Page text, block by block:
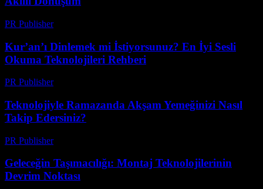
PR Publisher-
Kur’an’ı Dinlemek mi İstiyorsunuz? En İyi Sesli
Okuma Teknolojileri Rehberi
PR Publisher-
Teknolojiyle Ramazanda Akşam Yemeğinizi Nasıl
Takip Edersiniz?
PR Publisher-
Geleceğin Taşımacılığı: Montaj Teknolojilerinin
Devrim Noktası